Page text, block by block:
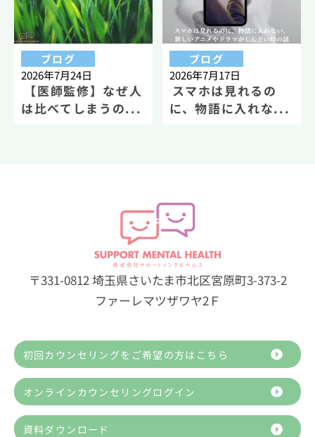
ブログ
2026年7月24日
【医師監修】なぜ人
は比べてしまうの...
ブログ
2026年7月17日
スマホは見れるの
に、物語に入れな...
〒331-0812 埼玉県さいたま市北区宮原町3-373-2
ファーレマツザワヤ2Ｆ
初回カウンセリングをご希望の方はこちら
オンラインカウンセリングログイン
資料ダウンロード